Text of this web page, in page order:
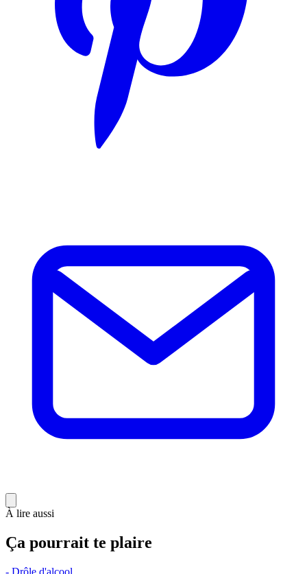
À lire aussi
Ça pourrait te plaire